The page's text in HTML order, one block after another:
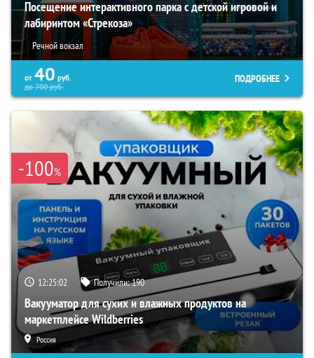
Посещение интерактивного парка с детской игровой и
лабиринтом «Стрекоза»
Речной вокзал
от 40 руб.
до700руб.
ПОДРОБНЕЕ
-100%
12:25:01 Получили:190
Вакууматор для сухих и влажных продуктов на
маркетплейсе Wildberries
Россия